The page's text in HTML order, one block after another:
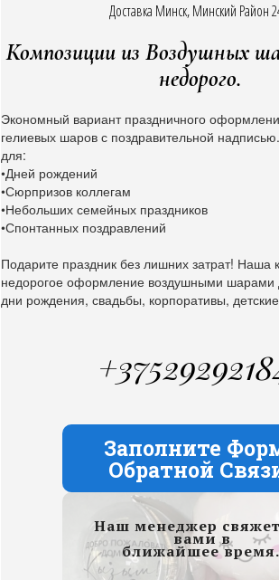
Доставка Минск, Минский Район
Композиции из Воздушных
недорого.
Экономный вариант праздничного
гелиевых шаров с поздравительной
для:
•Дней рождений
•Сюрпризов коллегам
•Небольших семейных праздников
•Спонтанных поздравлений
Подарите праздник без лишних затрат! Наша
недорогое оформление воздушными шарами
дни рождения, свадьбы, корпоративы,
Заполните
Обратной
Наш менеджер
вами в
ближайшее